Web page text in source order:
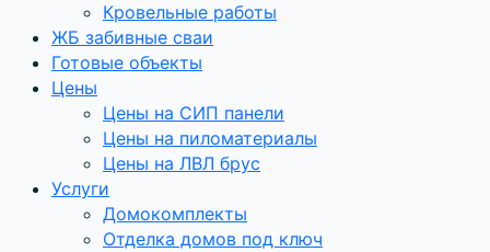
Кровельные работы
ЖБ забивные сваи
Готовые объекты
Цены
Цены на СИП панели
Цены на пиломатериалы
Цены на ЛВЛ брус
Услуги
Домокомплекты
Отделка домов под ключ